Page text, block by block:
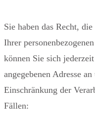
Sie haben das Recht,
Ihrer
können Sie sich
angegebenen Adresse
Einschränkung der
Fällen: